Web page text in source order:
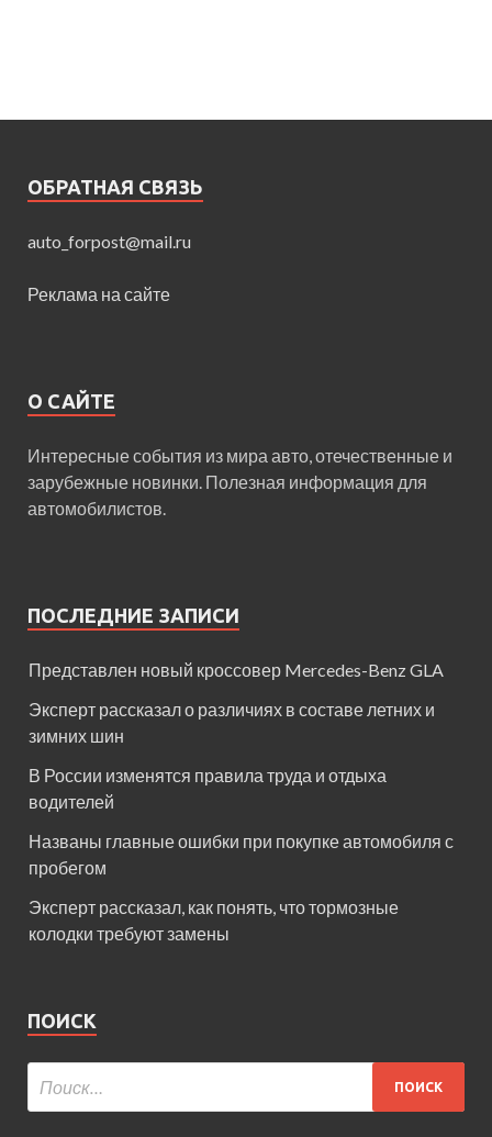
ОБРАТНАЯ СВЯЗЬ
auto_forpost@mail.ru
Реклама на сайте
О САЙТЕ
Интересные события из мира авто, отечественные и
зарубежные новинки. Полезная информация для
автомобилистов.
ПОСЛЕДНИЕ ЗАПИСИ
Представлен новый кроссовер Mercedes-Benz GLA
Эксперт рассказал о различиях в составе летних и
зимних шин
В России изменятся правила труда и отдыха
водителей
Названы главные ошибки при покупке автомобиля с
пробегом
Эксперт рассказал, как понять, что тормозные
колодки требуют замены
ПОИСК